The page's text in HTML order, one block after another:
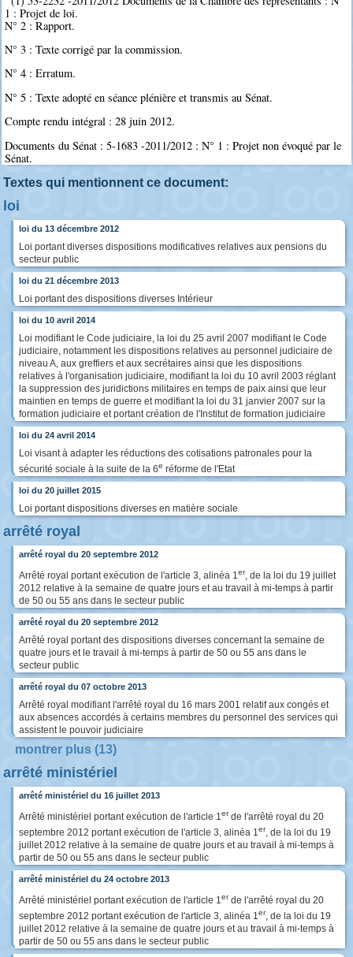
1 : Projet de loi.
N° 2 : Rapport.
N° 3 : Texte corrigé par la commission.
N° 4 : Erratum.
N° 5 : Texte adopté en séance plénière et transmis au Sénat.
Compte rendu intégral : 28 juin 2012.
Documents du Sénat : 5-1683 -2011/2012 : N° 1 : Projet non évoqué par le
Sénat.
Textes qui mentionnent ce document:
loi
loi du 13 décembre 2012
Loi portant diverses dispositions modificatives relatives aux pensions du
secteur public
loi du 21 décembre 2013
Loi portant des dispositions diverses Intérieur
loi du 10 avril 2014
Loi modifiant le Code judiciaire, la loi du 25 avril 2007 modifiant le Code
judiciaire, notamment les dispositions relatives au personnel judiciaire de
niveau A, aux greffiers et aux secrétaires ainsi que les dispositions
relatives à l'organisation judiciaire, modifiant la loi du 10 avril 2003 réglant
la suppression des juridictions militaires en temps de paix ainsi que leur
maintien en temps de guerre et modifiant la loi du 31 janvier 2007 sur la
formation judiciaire et portant création de l'Institut de formation judiciaire
loi du 24 avril 2014
Loi visant à adapter les réductions des cotisations patronales pour la
sécurité sociale à la suite de la 6e réforme de l'Etat
loi du 20 juillet 2015
Loi portant dispositions diverses en matière sociale
arrêté royal
arrêté royal du 20 septembre 2012
Arrêté royal portant exécution de l'article 3, alinéa 1er, de la loi du 19 juillet
2012 relative à la semaine de quatre jours et au travail à mi-temps à partir
de 50 ou 55 ans dans le secteur public
arrêté royal du 20 septembre 2012
Arrêté royal portant des dispositions diverses concernant la semaine de
quatre jours et le travail à mi-temps à partir de 50 ou 55 ans dans le
secteur public
arrêté royal du 07 octobre 2013
Arrêté royal modifiant l'arrêté royal du 16 mars 2001 relatif aux congés et
aux absences accordés à certains membres du personnel des services qui
assistent le pouvoir judiciaire
montrer plus (13)
arrêté ministériel
arrêté ministériel du 16 juillet 2013
Arrêté ministériel portant exécution de l'article 1er de l'arrêté royal du 20
septembre 2012 portant exécution de l'article 3, alinéa 1er, de la loi du 19
juillet 2012 relative à la semaine de quatre jours et au travail à mi-temps à
partir de 50 ou 55 ans dans le secteur public
arrêté ministériel du 24 octobre 2013
Arrêté ministériel portant exécution de l'article 1er de l'arrêté royal du 20
septembre 2012 portant exécution de l'article 3, alinéa 1er, de la loi du 19
juillet 2012 relative à la semaine de quatre jours et au travail à mi-temps à
partir de 50 ou 55 ans dans le secteur public